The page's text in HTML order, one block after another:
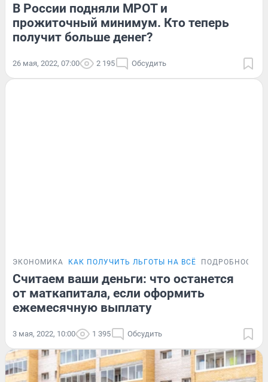
В России подняли МРОТ и
прожиточный минимум. Кто теперь
получит больше денег?
26 мая, 2022, 07:00 2 195 Обсудить
ЭКОНОМИКА КАК ПОЛУЧИТЬ ЛЬГОТЫ НА ВСЁ ПОДРОБНОСТИ
Считаем ваши деньги: что останется
от маткапитала, если оформить
ежемесячную выплату
3 мая, 2022, 10:00 1 395 Обсудить